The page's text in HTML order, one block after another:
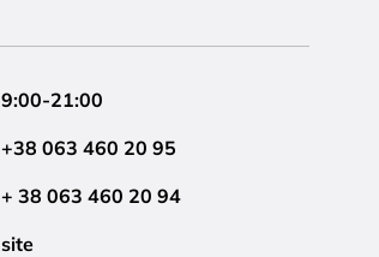
9:00-21:00
+38 063 460 20 95
+ 38 063 460 20 94
site